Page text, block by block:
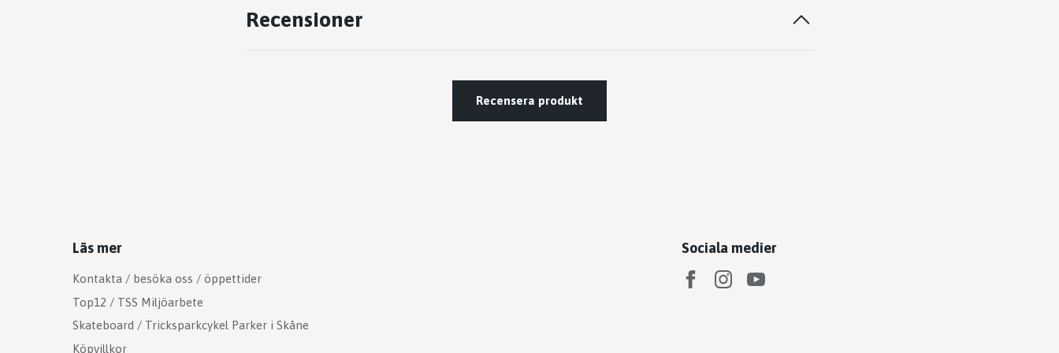
Recensioner
Recensera produkt
Läs mer
Kontakta / besöka oss / öppettider
Top12 / TSS Miljöarbete
Skateboard / Tricksparkcykel Parker i Skåne
Köpvillkor
Sociala medier